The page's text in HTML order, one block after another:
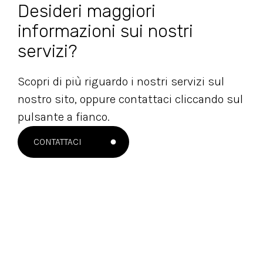
Desideri maggiori
informazioni sui nostri
servizi?
Scopri di più riguardo i nostri servizi sul
nostro sito, oppure contattaci cliccando sul
pulsante a fianco.
CONTATTACI